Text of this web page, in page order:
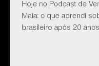
Hoje no Podcast de
Maia: o que aprendi
brasileiro após 20